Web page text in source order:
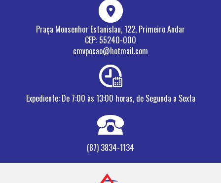
Praça Monsenhor Estanislau, 122, Primeiro Andar
CEP: 55240-000
cmvpocao@hotmail.com
Expediente: De 7:00 às 13:00 horas, de Segunda a Sexta
(87) 3834-1134